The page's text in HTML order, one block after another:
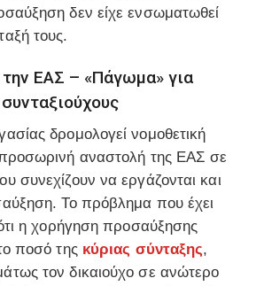
δεν είχε ενσωματωθεί
τους.
την ΕΑΣ – «Πάγωμα» για
δρομολογεί νομοθετική
αναστολή της ΕΑΣ σε
συνεχίζουν να εργάζονται και
Το πρόβλημα που έχει
ότι η χορήγηση προσαύξησης
ποσό της κύριας σύνταξης,
τον δικαιούχο σε ανώτερο